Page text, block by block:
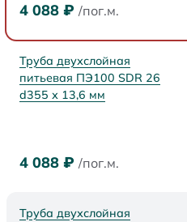
4 088 ₽ /пог.м.
Труба двухслойная
питьевая ПЭ100 SDR 26
d355 х 13,6 мм
4 088 ₽ /пог.м.
Труба двухслойная